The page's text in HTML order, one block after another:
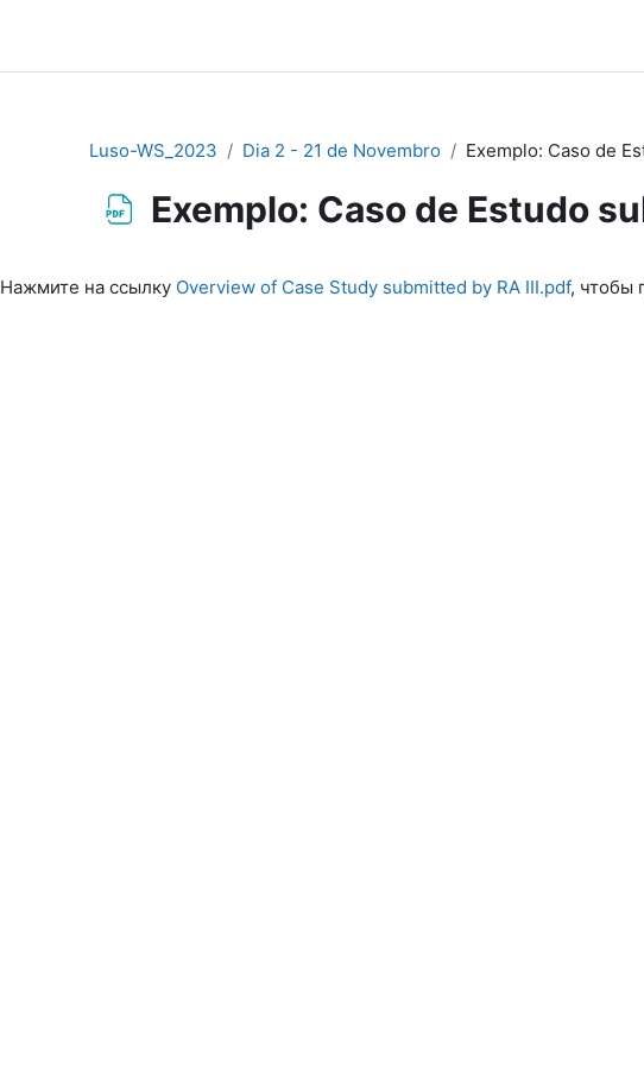
Luso-WS_2023 Dia 2 - 21 de Novembro Exemplo: Caso de
Exemplo: Caso de Estudo
Нажмите на ссылку Overview of Case Study submitted by RA III.pdf, чтобы